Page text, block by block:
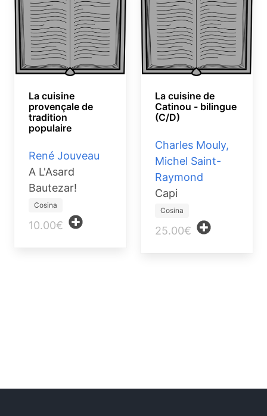
La cuisine
provençale de
tradition
populaire
René Jouveau
A L'Asard
Bautezar!
Cosina
10.00€
La cuisine de
Catinou - bilingue
(C/D)
Charles Mouly,
Michel Saint-
Raymond
Capi
Cosina
25.00€